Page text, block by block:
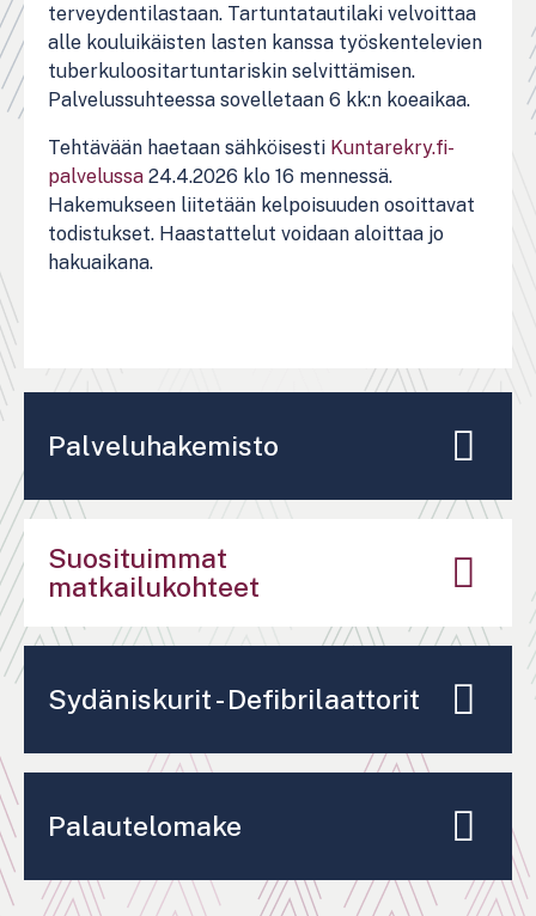
terveydentilastaan. Tartuntatautilaki velvoittaa
alle kouluikäisten lasten kanssa työskentelevien
tuberkuloositartuntariskin selvittämisen.
Palvelussuhteessa sovelletaan 6 kk:n koeaikaa.
Tehtävään haetaan sähköisesti Kuntarekry.fi-
palvelussa 24.4.2026 klo 16 mennessä.
Hakemukseen liitetään kelpoisuuden osoittavat
todistukset. Haastattelut voidaan aloittaa jo
hakuaikana.
Palveluhakemisto
Suosituimmat
matkailukohteet
Sydäniskurit - Defibrilaattorit
Palautelomake